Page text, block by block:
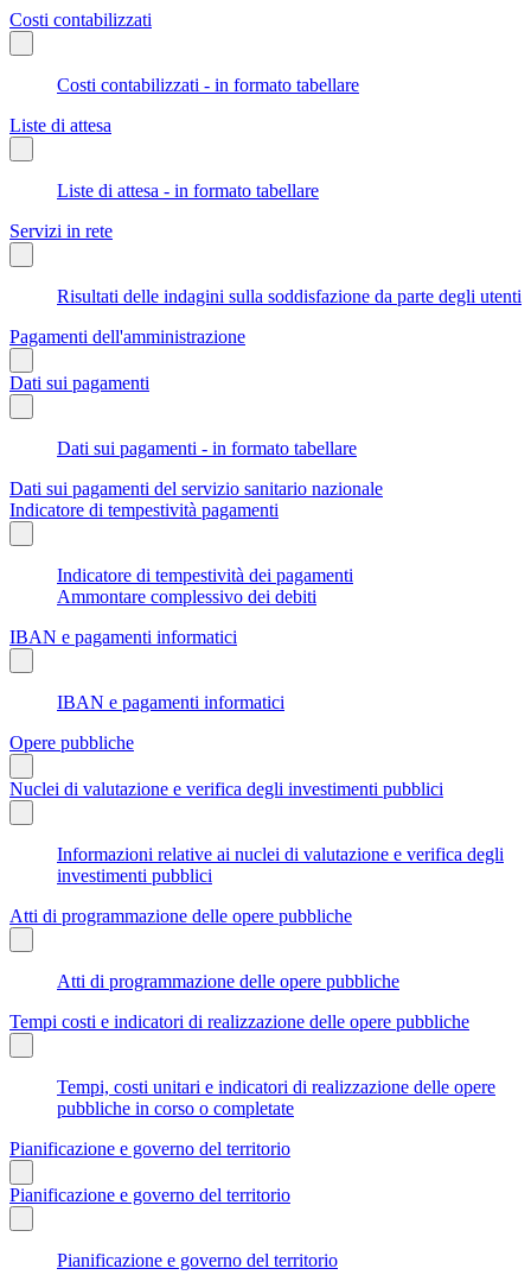
Costi contabilizzati
Costi contabilizzati - in formato tabellare
Liste di attesa
Liste di attesa - in formato tabellare
Servizi in rete
Risultati delle indagini sulla soddisfazione da parte degli utenti
Pagamenti dell'amministrazione
Dati sui pagamenti
Dati sui pagamenti - in formato tabellare
Dati sui pagamenti del servizio sanitario nazionale
Indicatore di tempestività pagamenti
Indicatore di tempestività dei pagamenti
Ammontare complessivo dei debiti
IBAN e pagamenti informatici
IBAN e pagamenti informatici
Opere pubbliche
Nuclei di valutazione e verifica degli investimenti pubblici
Informazioni relative ai nuclei di valutazione e verifica degli
investimenti pubblici
Atti di programmazione delle opere pubbliche
Atti di programmazione delle opere pubbliche
Tempi costi e indicatori di realizzazione delle opere pubbliche
Tempi, costi unitari e indicatori di realizzazione delle opere
pubbliche in corso o completate
Pianificazione e governo del territorio
Pianificazione e governo del territorio
Pianificazione e governo del territorio